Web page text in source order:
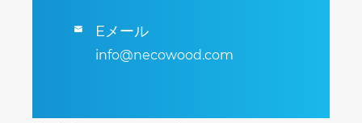
 Eメール
info@necowood.com